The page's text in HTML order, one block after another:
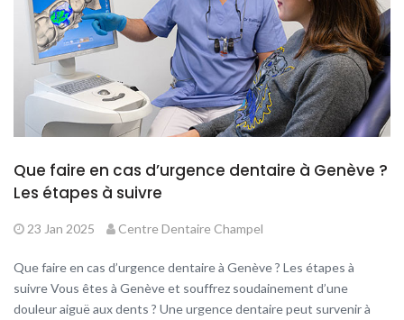
Que faire en cas d’urgence dentaire à Genève ?
Les étapes à suivre
23 Jan 2025 Centre Dentaire Champel
Que faire en cas d’urgence dentaire à Genève ? Les étapes à
suivre Vous êtes à Genève et souffrez soudainement d’une
douleur aiguë aux dents ? Une urgence dentaire peut survenir à